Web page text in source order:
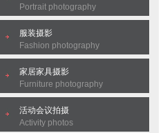
Portrait photography
服装摄影
Fashion photography
家居家具摄影
Furniture photography
活动会议拍摄
Activity photos